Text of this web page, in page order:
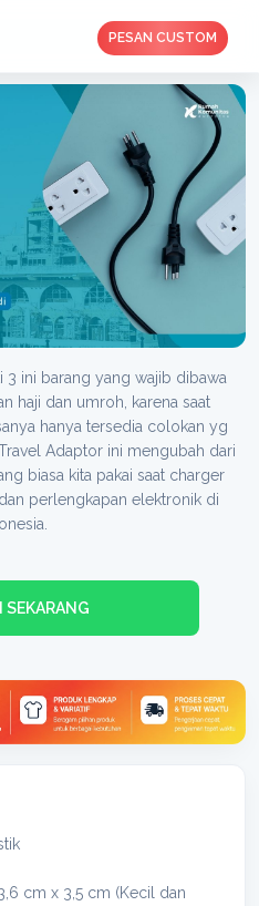
PESAN CUSTOM
3 ini barang yang wajib dibawa
haji dan umroh, karena saat
hanya tersedia colokan yg
Adaptor ini mengubah dari
biasa kita pakai saat charger
perlengkapan elektronik di
SEKARANG
cm x 3,5 cm (Kecil dan